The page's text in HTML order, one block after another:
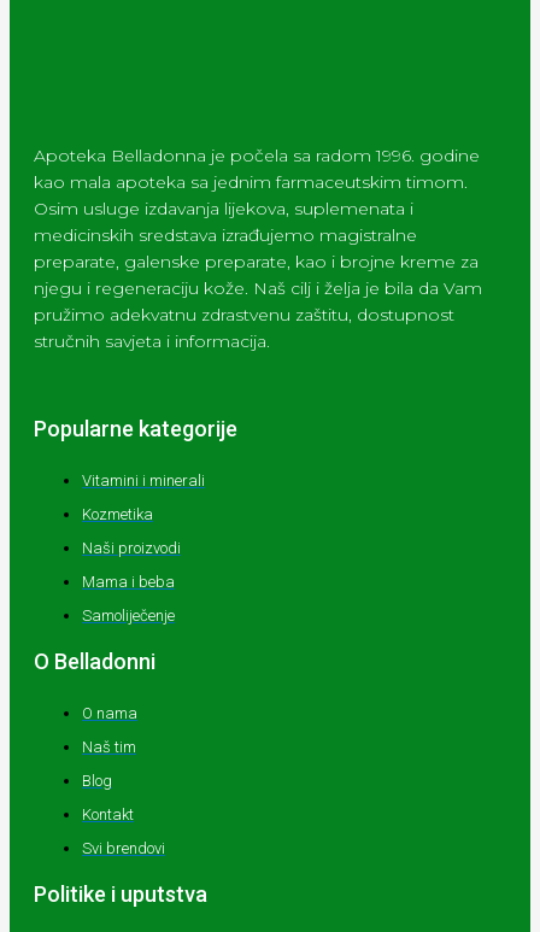
Apoteka Belladonna je počela sa radom 1996. godine
kao mala apoteka sa jednim farmaceutskim timom.
Osim usluge izdavanja lijekova, suplemenata i
medicinskih sredstava izrađujemo magistralne
preparate, galenske preparate, kao i brojne kreme za
njegu i regeneraciju kože. Naš cilj i želja je bila da Vam
pružimo adekvatnu zdrastvenu zaštitu, dostupnost
stručnih savjeta i informacija.
Popularne kategorije
Vitamini i minerali
Kozmetika
Naši proizvodi
Mama i beba
Samoliječenje
O Belladonni
O nama
Naš tim
Blog
Kontakt
Svi brendovi
Politike i uputstva